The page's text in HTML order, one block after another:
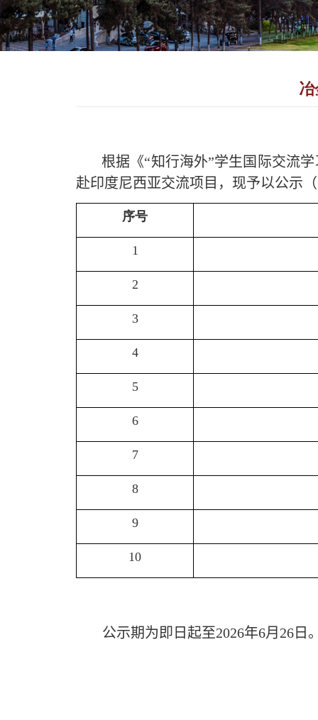
根据《“知行海外”学生国际交流学
赴印度尼西亚交流项目，现予以公示
序号
1
2
3
4
5
6
7
8
9
10
公示期为即日起至2026年6月 26 日